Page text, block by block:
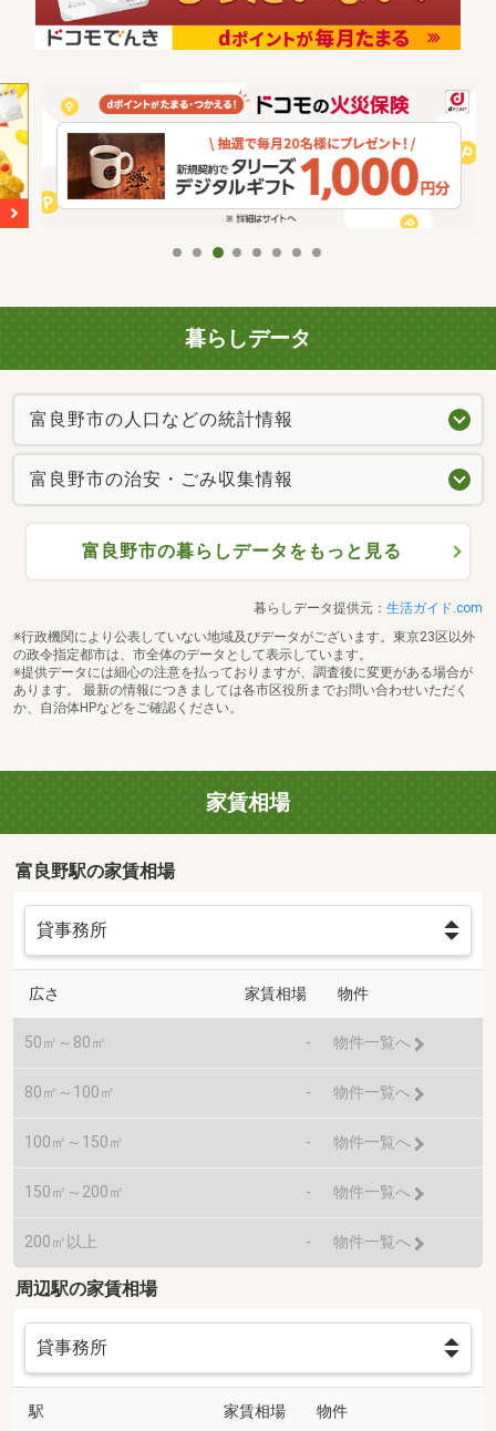
暮らしデータ
富良野市の人口などの統計情報
富良野市の治安・ごみ収集情報
富良野市の暮らしデータをもっと見る
暮らしデータ提供元： 生活ガイド.com
※行政機関により公表していない地域及びデータがございます。東京23区以外
の政令指定都市は、市全体のデータとして表示しています。
※提供データには細心の注意を払っておりますが、調査後に変更がある場合が
あります。 最新の情報につきましては各市区役所までお問い合わせいただく
か、自治体HPなどをご確認ください。
家賃相場
富良野駅の家賃相場
広さ 家賃相場 物件
50㎡～80㎡ - 物件一覧へ
80㎡～100㎡ - 物件一覧へ
100㎡～150㎡ - 物件一覧へ
150㎡～200㎡ - 物件一覧へ
200㎡以上 - 物件一覧へ
周辺駅の家賃相場
駅 家賃相場 物件